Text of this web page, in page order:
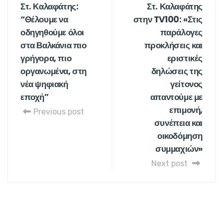
Στ. Καλαφάτης:
“Θέλουμε να
οδηγηθούμε όλοι
στα Βαλκάνια πιο
γρήγορα, πιο
οργανωμένα, στη
νέα ψηφιακή
εποχή”
Previous post
Στ. Καλαφάτης
στην TV100: «Στις
παράλογες
προκλήσεις και
εριστικές
δηλώσεις της
γείτονος
απαντούμε με
επιμονή,
συνέπεια και
οικοδόμηση
συμμαχιών»
Next post